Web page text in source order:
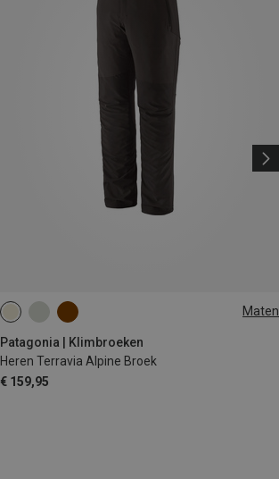
Maten
Patagonia | Klimbroeken
Heren Terravia Alpine Broek
€ 159,95